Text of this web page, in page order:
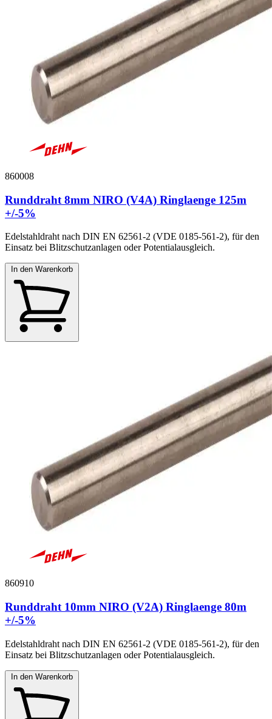
860008
Runddraht 8mm NIRO (V4A) Ringlaenge 125m
+/-5%
Edelstahldraht nach DIN EN 62561-2 (VDE 0185-561-2), für den
Einsatz bei Blitzschutzanlagen oder Potentialausgleich.
In den Warenkorb
860910
Runddraht 10mm NIRO (V2A) Ringlaenge 80m
+/-5%
Edelstahldraht nach DIN EN 62561-2 (VDE 0185-561-2), für den
Einsatz bei Blitzschutzanlagen oder Potentialausgleich.
In den Warenkorb